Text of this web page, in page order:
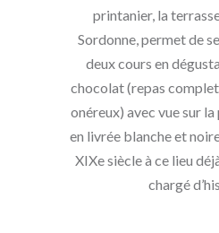
printanier, la
Sordonne, permet de
deux cours en
chocolat (repas
onéreux) avec vue sur la
en livrée blanche et
XIXe siècle à ce lieu
chargé